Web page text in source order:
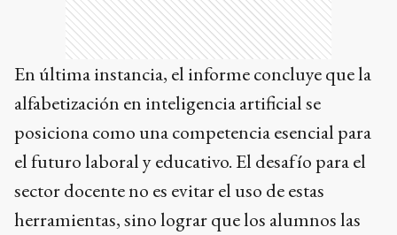
En última instancia, el informe concluye que la
alfabetización en inteligencia artificial se
posiciona como una competencia esencial para
el futuro laboral y educativo. El desafío para el
sector docente no es evitar el uso de estas
herramientas, sino lograr que los alumnos las